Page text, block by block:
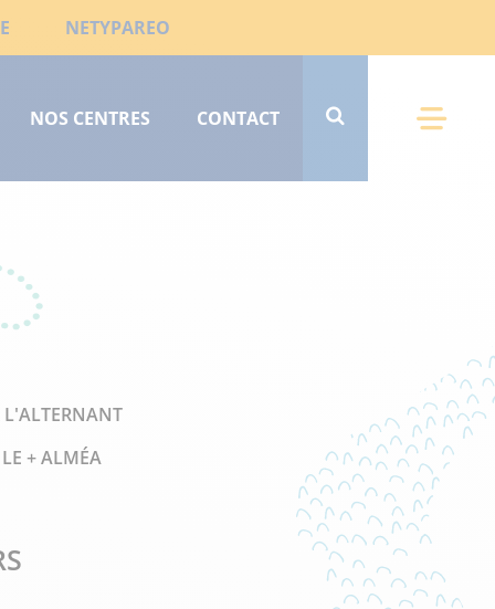
NETYPAREO
NOS CENTRES CONTACT
Menu
L'ALTERNANT
LE + ALMÉA